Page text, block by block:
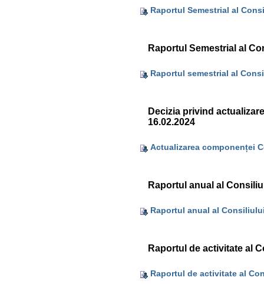
Raportul Semestrial al
Raportul Semestrial al
Raportul semestrial al
Decizia privind
16.02.2024
Actualizarea componenței
Raportul anual al
Raportul anual al
Raportul de activitate al
Raportul de activitate al